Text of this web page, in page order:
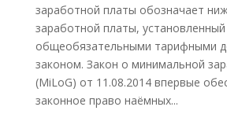
заработной платы обозначает
заработной платы, установленный
общеобязательными тарифными
законом. Закон о минимальной
(MiLoG) от 11.08.2014 впервые
законное право наёмных...